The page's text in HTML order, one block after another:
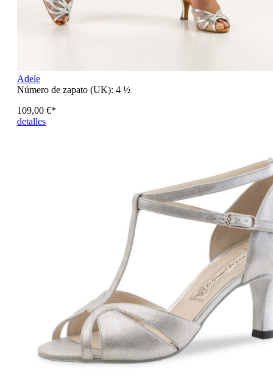
Adele
Número de zapato (UK): 4 ½
109,00 €*
detalles